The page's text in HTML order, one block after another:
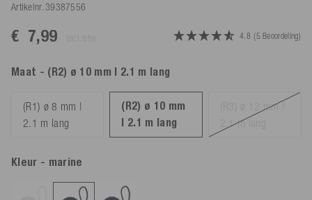
Artikelnr. 39387556
€ 7,99 4.8 (5 Beoordeling)
Maat - (R2) ø 10 mm | 2.1 m lang
(R1) ø 8 mm |
2.1 m lang
(R2) ø 10 mm
| 2.1 m lang
(R3) ø 12 mm |
2.1 m lang
Kleur - marine